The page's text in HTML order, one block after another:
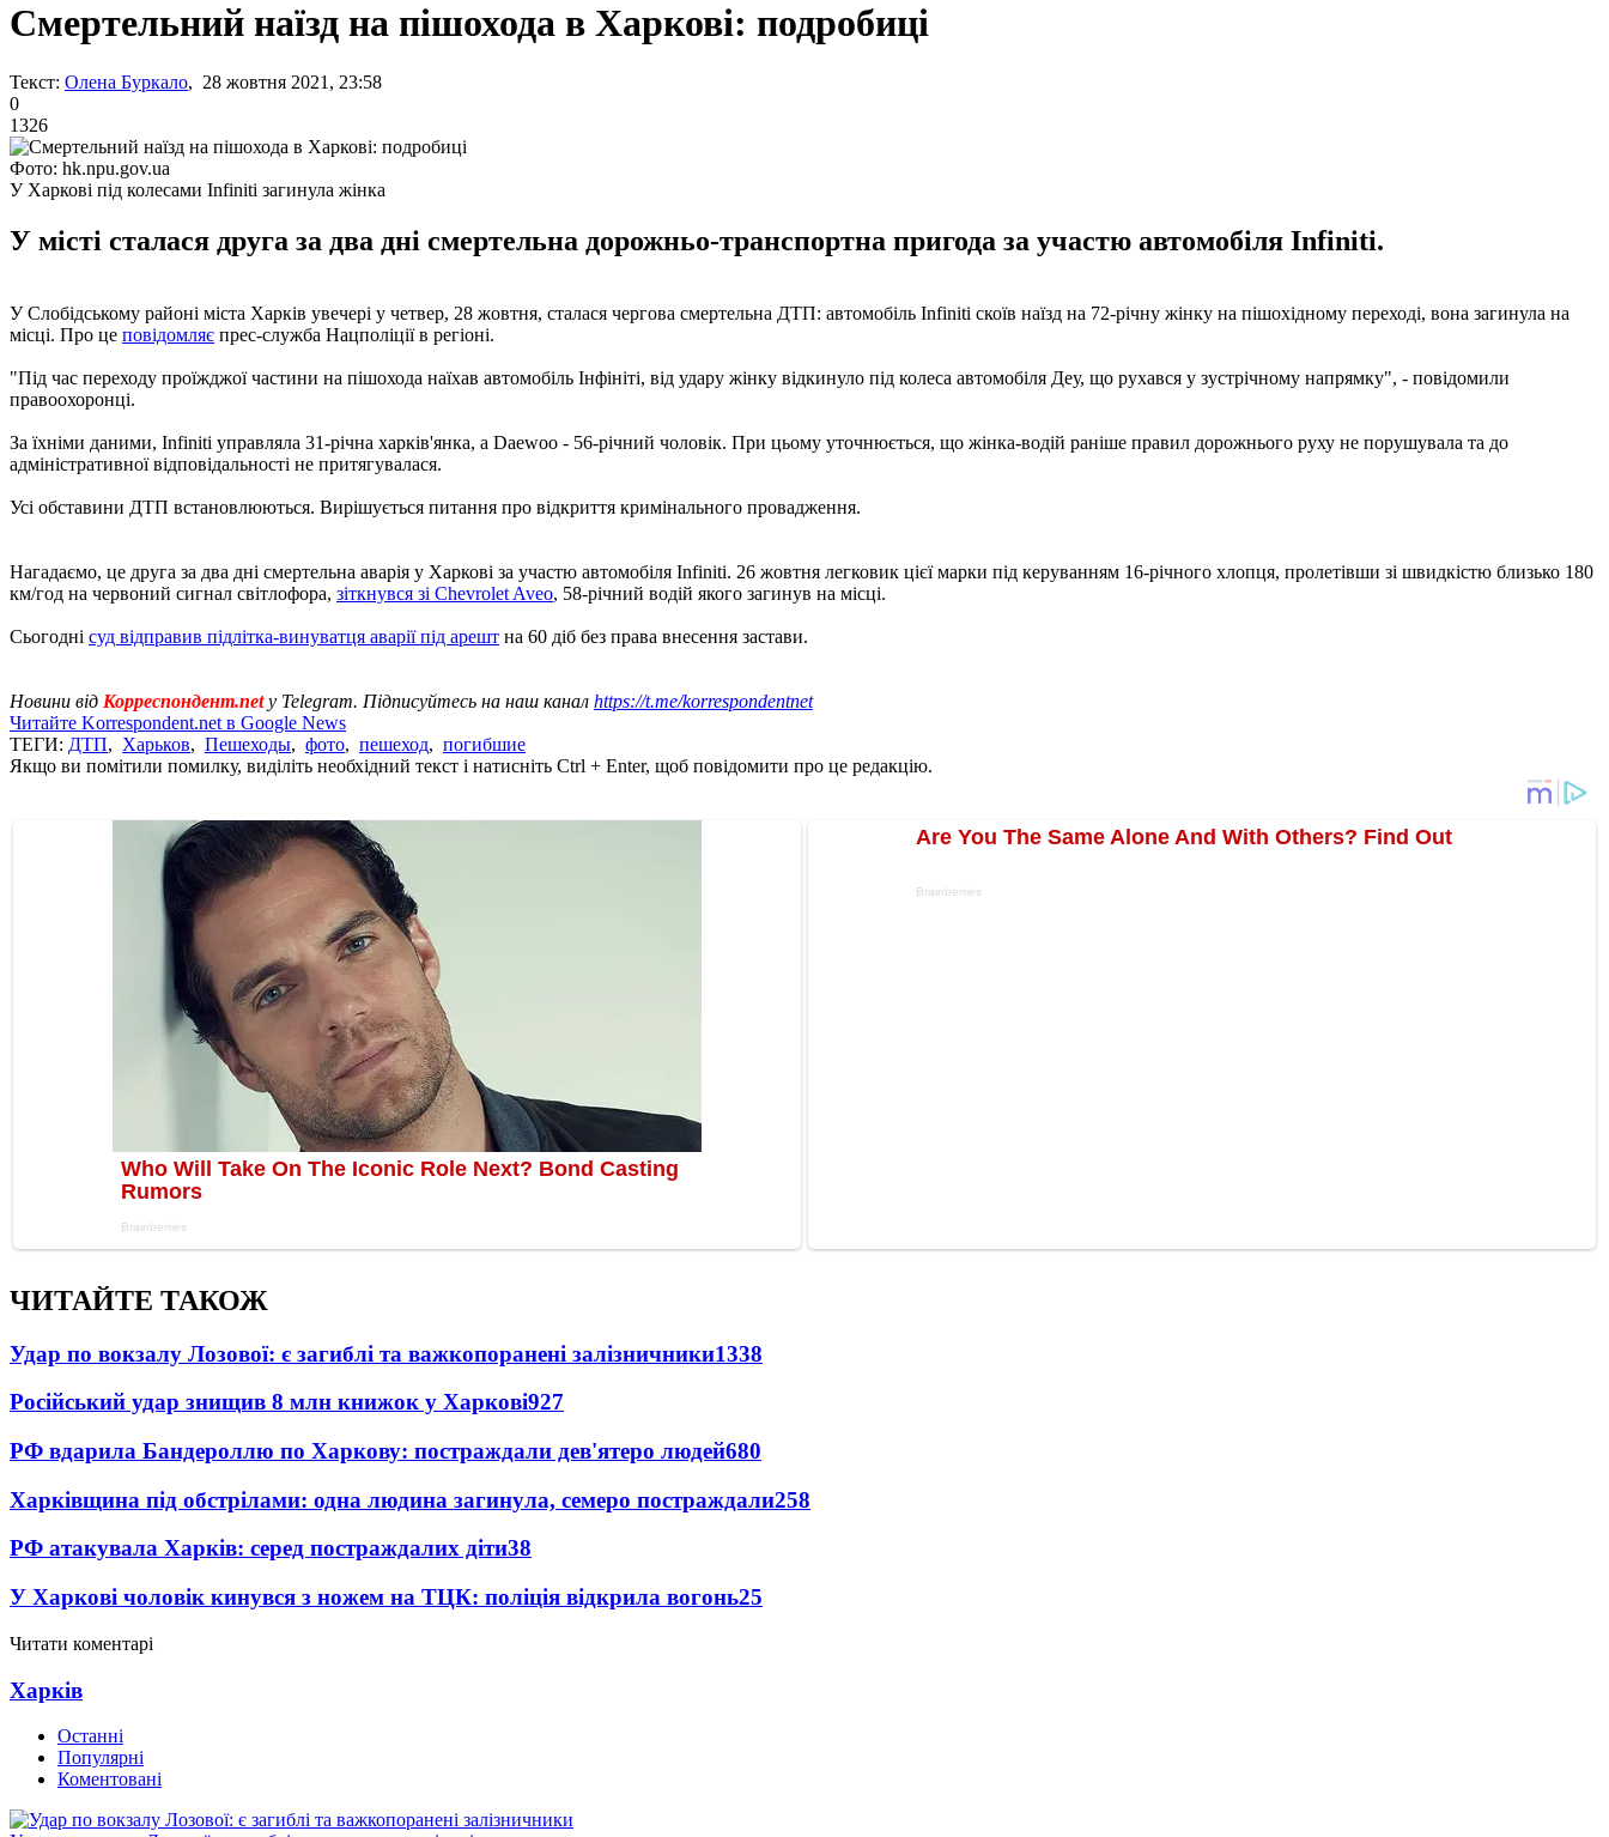
Смертельний наїзд на пішохода в Харкові: подробиці
Текст: Олена Буркало, 28 жовтня 2021, 23:58
0
1326
Фото: hk.npu.gov.ua
У Харкові під колесами Infiniti загинула жінка
У місті сталася друга за два дні смертельна дорожньо-транспортна пригода за участю автомобіля Infiniti.
У Слобідському районі міста Харків увечері у четвер, 28 жовтня, сталася чергова смертельна ДТП: автомобіль Infiniti скоїв наїзд на 72-річну жінку на пішохідному переході, вона загинула на
місці. Про це повідомляє прес-служба Нацполіції в регіоні.
"Під час переходу проїжджої частини на пішохода наїхав автомобіль Інфініті, від удару жінку відкинуло під колеса автомобіля Деу, що рухався у зустрічному напрямку", - повідомили
правоохоронці.
За їхніми даними, Infiniti управляла 31-річна харків'янка, а Daewoo - 56-річний чоловік. При цьому уточнюється, що жінка-водій раніше правил дорожнього руху не порушувала та до
адміністративної відповідальності не притягувалася.
Усі обставини ДТП встановлюються. Вирішується питання про відкриття кримінального провадження.
Нагадаємо, це друга за два дні смертельна аварія у Харкові за участю автомобіля Infiniti. 26 жовтня легковик цієї марки під керуванням 16-річного хлопця, пролетівши зі швидкістю близько 180
км/год на червоний сигнал світлофора, зіткнувся зі Chevrolet Aveo, 58-річний водій якого загинув на місці.
Сьогодні суд відправив підлітка-винуватця аварії під арешт на 60 діб без права внесення застави.
Новини від Корреспондент.netу Telegram. Підписуйтесь на наш канал https://t.me/korrespondentnet
Читайте Korrespondent.net в Google News
ТЕГИ: ДТП, Харьков, Пешеходы, фото, пешеход, погибшие
Якщо ви помітили помилку, виділіть необхідний текст і натисніть Ctrl + Enter, щоб повідомити про це редакцію.
ЧИТАЙТЕ ТАКОЖ
Удар по вокзалу Лозової: є загиблі та важкопоранені залізничники1338
Російський удар знищив 8 млн книжок у Харкові927
РФ вдарила Бандероллю по Харкову: постраждали дев'ятеро людей680
Харківщина під обстрілами: одна людина загинула, семеро постраждали258
РФ атакувала Харків: серед постраждалих діти38
У Харкові чоловік кинувся з ножем на ТЦК: поліція відкрила вогонь25
Читати коментарі
Харків
Останні
Популярні
Коментовані